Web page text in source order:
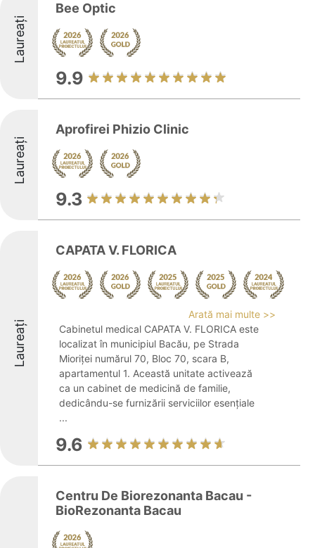
Laureați
Bee Optic
9.9
Laureați
Aprofirei Phizio Clinic
9.3
Laureați
CAPATA V. FLORICA
Arată mai multe >>
Cabinetul medical CAPATA V. FLORICA este
localizat în municipiul Bacău, pe Strada
Mioriței numărul 70, Bloc 70, scara B,
apartamentul 1. Această unitate activează
ca un cabinet de medicină de familie,
dedicându-se furnizării serviciilor esențiale
...
9.6
Centru De Biorezonanta Bacau -
BioRezonanta Bacau